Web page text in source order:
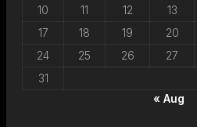
10
11 12 13
17
18 19 20
24
25 26 27
31
« Aug